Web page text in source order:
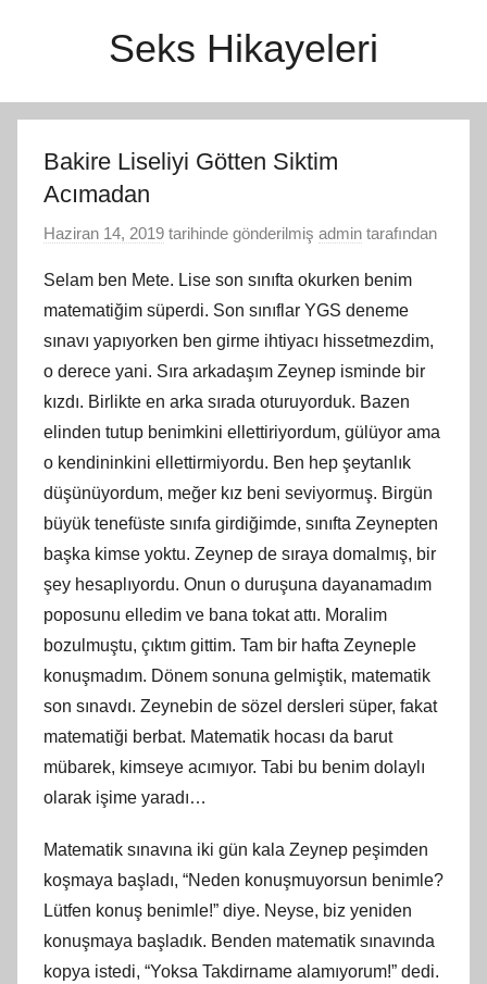
Seks Hikayeleri
Bakire Liseliyi Götten Siktim
Acımadan
Haziran 14, 2019 tarihinde gönderilmiş admin tarafından
Selam ben Mete. Lise son sınıfta okurken benim
matematiğim süperdi. Son sınıflar YGS deneme
sınavı yapıyorken ben girme ihtiyacı hissetmezdim,
o derece yani. Sıra arkadaşım Zeynep isminde bir
kızdı. Birlikte en arka sırada oturuyorduk. Bazen
elinden tutup benimkini ellettiriyordum, gülüyor ama
o kendininkini ellettirmiyordu. Ben hep şeytanlık
düşünüyordum, meğer kız beni seviyormuş. Birgün
büyük tenefüste sınıfa girdiğimde, sınıfta Zeynepten
başka kimse yoktu. Zeynep de sıraya domalmış, bir
şey hesaplıyordu. Onun o duruşuna dayanamadım
poposunu elledim ve bana tokat attı. Moralim
bozulmuştu, çıktım gittim. Tam bir hafta Zeyneple
konuşmadım. Dönem sonuna gelmiştik, matematik
son sınavdı. Zeynebin de sözel dersleri süper, fakat
matematiği berbat. Matematik hocası da barut
mübarek, kimseye acımıyor. Tabi bu benim dolaylı
olarak işime yaradı…
Matematik sınavına iki gün kala Zeynep peşimden
koşmaya başladı, “Neden konuşmuyorsun benimle?
Lütfen konuş benimle!” diye. Neyse, biz yeniden
konuşmaya başladık. Benden matematik sınavında
kopya istedi, “Yoksa Takdirname alamıyorum!” dedi.